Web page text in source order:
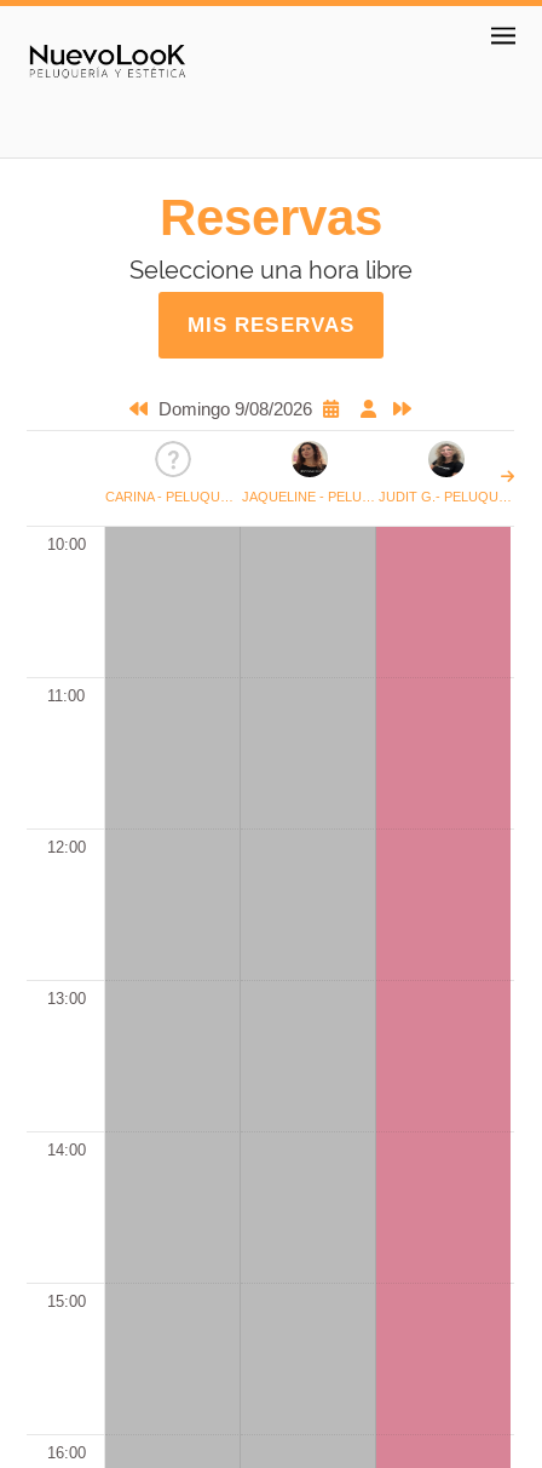
Reservas
Seleccione una hora libre
MIS RESERVAS
Domingo 9/08/2026
10:00
11:00
12:00
13:00
14:00
15:00
16:00